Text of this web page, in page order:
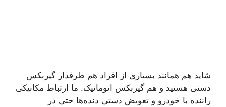
شاید هم همانند بسیاری از افراد هم طرفدار گیربکس
دستی هستید و هم گیربکس اتوماتیک. ما ارتباط مکانیکی
راننده با خودرو و تعویض دستی دنده‌ها حتی در